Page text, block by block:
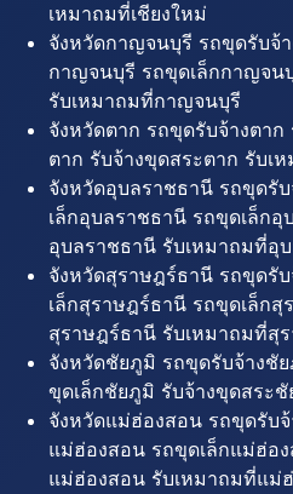
เหมาถมที่เชียงใหม่
จังหวัดกาญจนบุรี รถขุดรับจ้
กาญจนบุรี รถขุดเล็กกาญจน
รับเหมาถมที่กาญจนบุรี
จังหวัดตาก รถขุดรับจ้างตาก
ตาก รับจ้างขุดสระตาก รับเ
จังหวัดอุบลราชธานี รถขุดรั
เล็กอุบลราชธานี รถขุดเล็ก
อุบลราชธานี รับเหมาถมที่อุ
จังหวัดสุราษฎร์ธานี รถขุดรั
เล็กสุราษฎร์ธานี รถขุดเล็ก
สุราษฎร์ธานี รับเหมาถมที่สุ
จังหวัดชัยภูมิ รถขุดรับจ้างชั
ขุดเล็กชัยภูมิ รับจ้างขุดสระ
จังหวัดแม่ฮ่องสอน รถขุดรับ
แม่ฮ่องสอน รถขุดเล็กแม่ฮ่อ
แม่ฮ่องสอน รับเหมาถมที่แม่